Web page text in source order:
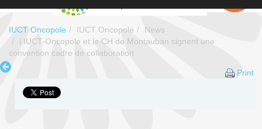
IUCT Oncopole IUCT Oncopole
News
l IUCT-Oncopole et le CH de Montauban signent une
convention cadre de collaboration
Print